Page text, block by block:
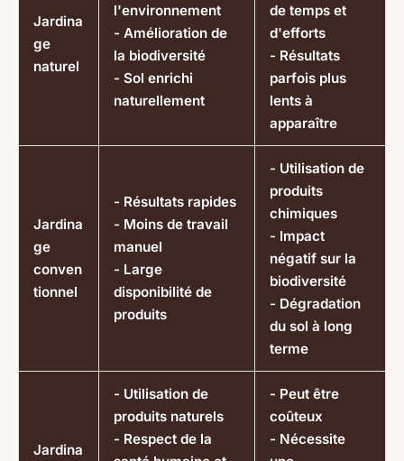
Jardina
ge
naturel
l'environnement
- Amélioration de
la biodiversité
- Sol enrichi
naturellement
de temps et
d'efforts
- Résultats
parfois plus
lents à
apparaître
Jardina
ge
conven
tionnel
- Résultats rapides
- Moins de travail
manuel
- Large
disponibilité de
produits
- Utilisation de
produits
chimiques
- Impact
négatif sur la
biodiversité
- Dégradation
du sol à long
terme
Jardina
- Utilisation de
produits naturels
- Respect de la
- Peut être
coûteux
- Nécessite